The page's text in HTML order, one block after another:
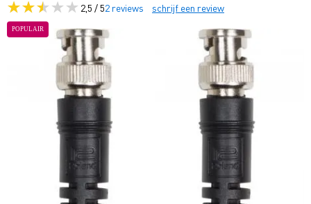
2,5 / 52 reviews schrijf een review
POPULAIR